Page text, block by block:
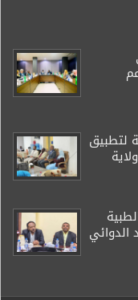
لتطبيق
الدوائي